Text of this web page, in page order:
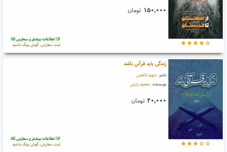
۱۵۰,۰۰۰ تومان
اطلاعات بیشتر و سفارش کالا
ثبت سفارش، گوش بزنگ باشید
زندگی باید قرآنی باشد
ناشر: شهید کاظمی
نویسنده: محمود زارعی
۲۰,۰۰۰ تومان
اطلاعات بیشتر و سفارش کالا
ثبت سفارش، گوش بزنگ باشید